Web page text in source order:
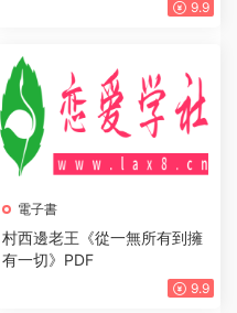
電子書
《高情商戀愛1001課》PDF
9.9